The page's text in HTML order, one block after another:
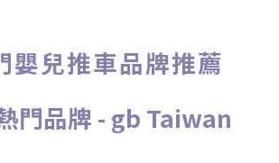
嬰兒推車品牌推薦
門品牌 - gb Taiwan